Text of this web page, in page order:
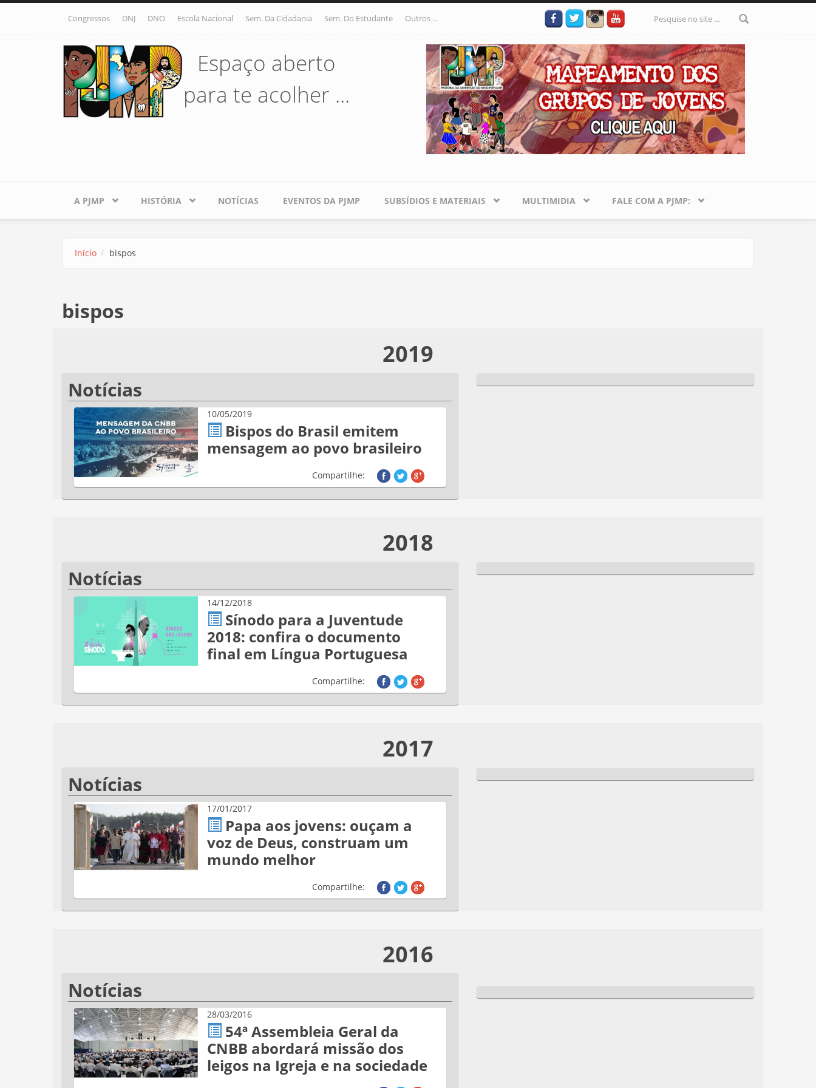
Pular para o conteúdo principal
Congressos DNJ DNO Escola Nacional Sem. Da Cidadania Sem. Do Estudante Outros ...
Formulário
de busca
Espaço aberto
para te acolher ...
A PJMP HISTÓRIA NOTÍCIAS EVENTOS DA PJMP SUBSÍDIOS E MATERIAIS MULTIMIDIA FALE COM A PJMP:
Início bispos
bispos
2019
Notícias
10/05/2019
Bispos do Brasil emitem
mensagem ao povo brasileiro
Compartilhe:
2018
Notícias
14/12/2018
Sínodo para a Juventude
2018: confira o documento
final em Língua Portuguesa
Compartilhe:
2017
Notícias
17/01/2017
Papa aos jovens: ouçam a
voz de Deus, construam um
mundo melhor
Compartilhe:
2016
Notícias
28/03/2016
54ª Assembleia Geral da
CNBB abordará missão dos
leigos na Igreja e na sociedade